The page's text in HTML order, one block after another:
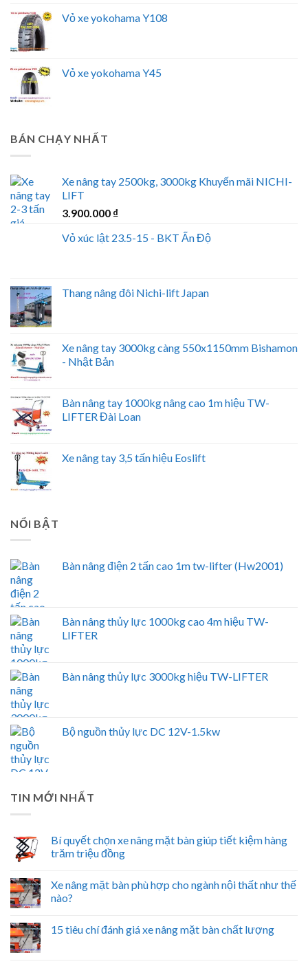
Vỏ xe yokohama Y108
Vỏ xe yokohama Y45
BÁN CHẠY NHẤT
Xe nâng tay 2500kg, 3000kg Khuyến mãi NICHI-
LIFT
3.900.000 ₫
Vỏ xúc lật 23.5-15 - BKT Ấn Độ
Thang nâng đôi Nichi-lift Japan
Xe nâng tay 3000kg càng 550x1150mm Bishamon
- Nhật Bản
Bàn nâng tay 1000kg nâng cao 1m hiệu TW-
LIFTER Đài Loan
Xe nâng tay 3,5 tấn hiệu Eoslift
NỔI BẬT
Bàn nâng điện 2 tấn cao 1m tw-lifter (Hw2001)
Bàn nâng thủy lực 1000kg cao 4m hiệu TW-
LIFTER
Bàn nâng thủy lực 3000kg hiệu TW-LIFTER
Bộ nguồn thủy lực DC 12V-1.5kw
TIN MỚI NHẤT
Bí quyết chọn xe nâng mặt bàn giúp tiết kiệm hàng
trăm triệu đồng
Xe nâng mặt bàn phù hợp cho ngành nội thất như thế
nào?
15 tiêu chí đánh giá xe nâng mặt bàn chất lượng